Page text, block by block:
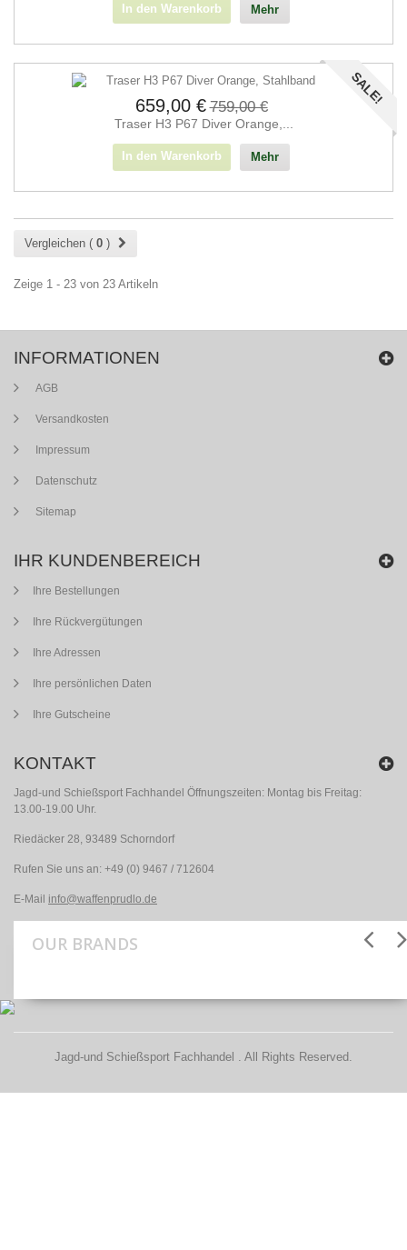
In den Warenkorb Mehr
SALE!
659,00 € 759,00 €
Traser H3 P67 Diver Orange,...
In den Warenkorb Mehr
Vergleichen ( 0 )
Zeige 1 - 23 von 23 Artikeln
INFORMATIONEN
AGB
Versandkosten
Impressum
Datenschutz
Sitemap
IHR KUNDENBEREICH
Ihre Bestellungen
Ihre Rückvergütungen
Ihre Adressen
Ihre persönlichen Daten
Ihre Gutscheine
KONTAKT
Jagd-und Schießsport Fachhandel Öffnungszeiten: Montag bis Freitag:
13.00-19.00 Uhr.
Riedäcker 28, 93489 Schorndorf
Rufen Sie uns an: +49 (0) 9467 / 712604
E-Mail info@waffenprudlo.de
OUR BRANDS
Jagd-und Schießsport Fachhandel . All Rights Reserved.